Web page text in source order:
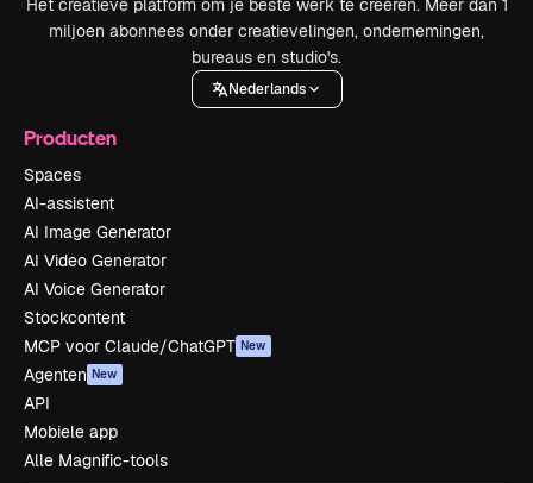
Het creatieve platform om je beste werk te creëren. Meer dan 1
miljoen abonnees onder creatievelingen, ondernemingen,
bureaus en studio's.
Nederlands
Producten
Spaces
AI-assistent
AI Image Generator
AI Video Generator
AI Voice Generator
Stockcontent
MCP voor Claude/ChatGPT New
Agenten New
API
Mobiele app
Alle Magnific-tools